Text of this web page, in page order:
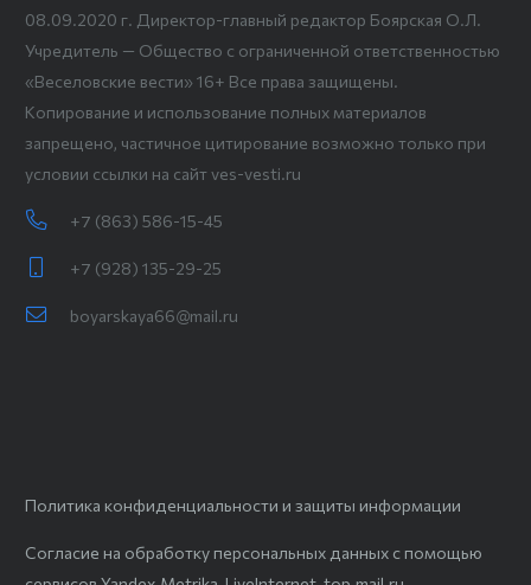
08.09.2020 г. Директор-главный редактор Боярская О.Л.
Учредитель — Общество с ограниченной ответственностью
«Веселовские вести» 16+ Все права защищены.
Копирование и использование полных материалов
запрещено, частичное цитирование возможно только при
условии ссылки на сайт ves-vesti.ru
+7 (863) 586-15-45
+7 (928) 135-29-25
boyarskaya66@mail.ru
Политика конфиденциальности и защиты информации
Согласие на обработку персональных данных с помощью